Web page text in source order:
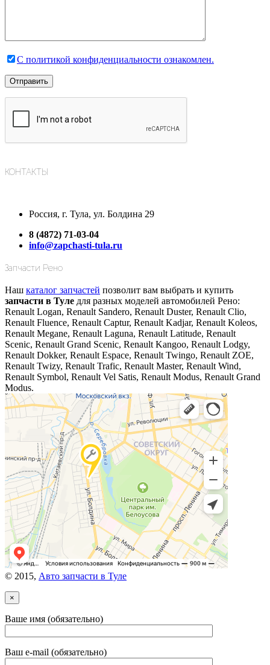
С политикой конфиденциальности ознакомлен.
КОНТАКТЫ
Россия, г. Тула, ул. Болдина 29
8 (4872) 71-03-04
info@zapchasti-tula.ru
Запчасти Рено
Наш каталог запчастей позволит вам выбрать и купить
запчасти в Туле для разных моделей автомобилей Рено:
Renault Logan, Renault Sandero, Renault Duster, Renault Clio,
Renault Fluence, Renault Captur, Renault Kadjar, Renault Koleos,
Renault Megane, Renault Laguna, Renault Latitude, Renault
Scenic, Renault Grand Scenic, Renault Kangoo, Renault Lodgy,
Renault Dokker, Renault Espace, Renault Twingo, Renault ZOE,
Renault Twizy, Renault Trafic, Renault Master, Renault Wind,
Renault Symbol, Renault Vel Satis, Renault Modus, Renault Grand
Modus.
© 2015, Авто запчасти в Туле
×
Ваше имя (обязательно)
Ваш e-mail (обязательно)